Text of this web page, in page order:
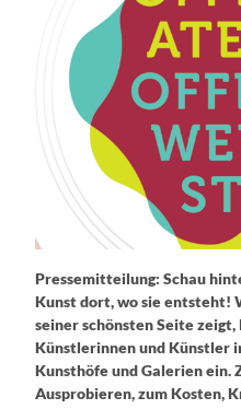
Pressemitteilung: Schau
Kunst dort, wo sie entsteht!
seiner schönsten Seite
Künstlerinnen und Künstler
Kunsthöfe und Galerien ein.
Ausprobieren, zum Kosten,